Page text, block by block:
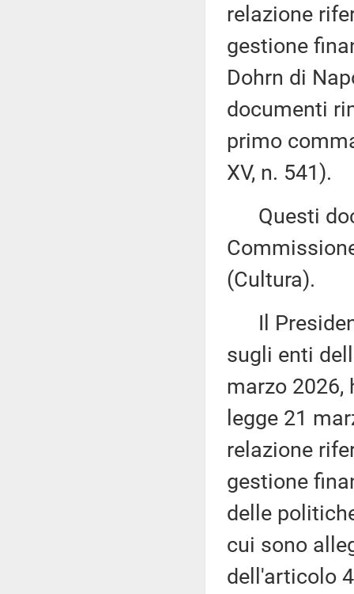
relazione
gestione
Dohrn di
documenti
primo
XV, n. 541).
Questi
(Cultura).
Il
sugli enti
marzo 2026,
legge 21
relazione
gestione
delle
cui sono
dell'articolo